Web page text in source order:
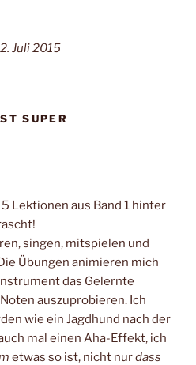
Juli 2015
SUPER
Lektionen aus Band 1 hinter
singen, mitspielen und
Übungen animieren mich
das Gelernte
auszuprobieren. Ich
wie ein Jagdhund nach der
mal einen Aha-Effekt, ich
etwas so ist, nicht nurdass